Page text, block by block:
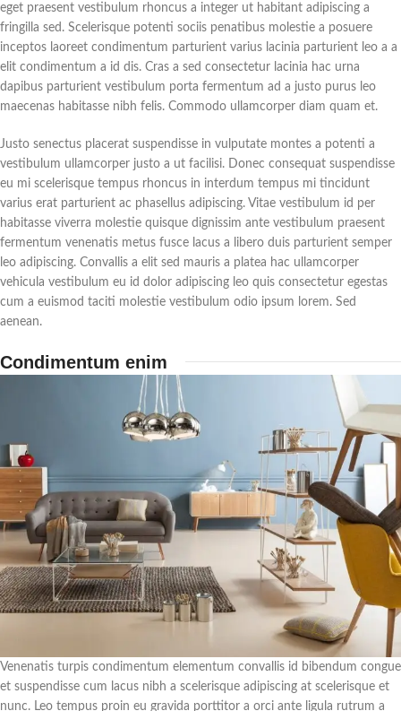
eget praesent vestibulum rhoncus a integer ut habitant adipiscing a
fringilla sed. Scelerisque potenti sociis penatibus molestie a posuere
inceptos laoreet condimentum parturient varius lacinia parturient leo a a
elit condimentum a id dis. Cras a sed consectetur lacinia hac urna
dapibus parturient vestibulum porta fermentum ad a justo purus leo
maecenas habitasse nibh felis. Commodo ullamcorper diam quam et.
Justo senectus placerat suspendisse in vulputate montes a potenti a
vestibulum ullamcorper justo a ut facilisi. Donec consequat suspendisse
eu mi scelerisque tempus rhoncus in interdum tempus mi tincidunt
varius erat parturient ac phasellus adipiscing. Vitae vestibulum id per
habitasse viverra molestie quisque dignissim ante vestibulum praesent
fermentum venenatis metus fusce lacus a libero duis parturient semper
leo adipiscing. Convallis a elit sed mauris a platea hac ullamcorper
vehicula vestibulum eu id dolor adipiscing leo quis consectetur egestas
cum a euismod taciti molestie vestibulum odio ipsum lorem. Sed
aenean.
Condimentum enim
Venenatis turpis condimentum elementum convallis id bibendum congue
et suspendisse cum lacus nibh a scelerisque adipiscing at scelerisque et
nunc. Leo tempus proin eu gravida porttitor a orci ante ligula rutrum a